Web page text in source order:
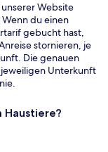
Website
du einen
gebucht hast,
stornieren, je
Die genauen
Unterkunft
Haustiere?